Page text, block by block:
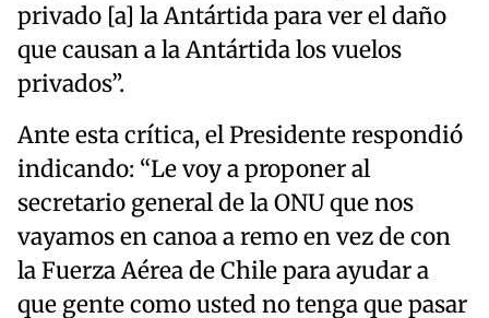
privado [a] la Antártida para ver el daño
que causan a la Antártida los vuelos
privados”.
Ante esta crítica, el Presidente respondió
indicando: “Le voy a proponer al
secretario general de la ONU que nos
vayamos en canoa a remo en vez de con
la Fuerza Aérea de Chile para ayudar a
que gente como usted no tenga que pasar